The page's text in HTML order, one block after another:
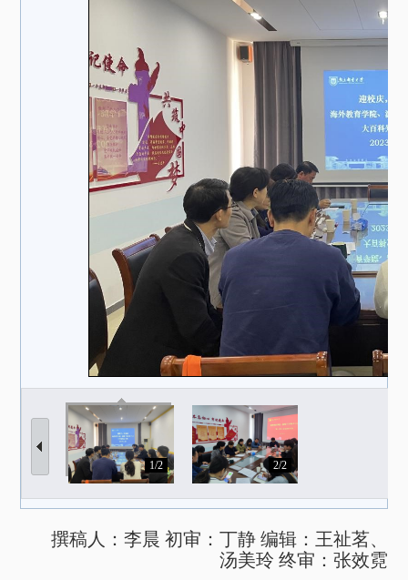
1/2 2/2
撰稿人：李晨 初审：丁静 编辑：王祉茗、
汤美玲 终审：张效霓